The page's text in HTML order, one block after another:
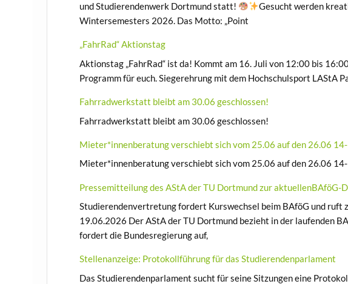
und Studierendenwerk Dortmund statt!
Gesucht werden
Wintersemesters 2026. Das Motto: „Point
„FahrRad“ Aktionstag
⁨Aktionstag „FahrRad“ ist da! Kommt am 16. Juli von 12:00 bis
Programm für euch. Siegerehrung mit dem Hochschulsport LAStA
Fahrradwerkstatt bleibt am 30.06 geschlossen!
Fahrradwerkstatt bleibt am 30.06 geschlossen!
Mieter*innenberatung verschiebt sich vom 25.06 auf den 26.06
Mieter*innenberatung verschiebt sich vom 25.06 auf den 26.06
Pressemitteilung des AStA der TU Dortmund zur aktuellenBAföG-
Studierendenvertretung fordert Kurswechsel beim BAföG und ruft
19.06.2026 Der AStA der TU Dortmund bezieht in der laufenden
fordert die Bundesregierung auf,
Stellenanzeige: Protokollführung für das Studierendenparlament
Das Studierendenparlament sucht für seine Sitzungen eine